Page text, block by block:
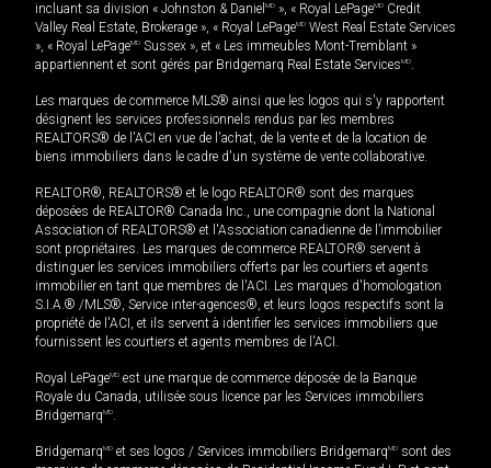
incluant sa division « Johnston & Daniel MD », « Royal LePageMD Credit
Valley Real Estate, Brokerage », « Royal LePageMD West Real Estate Services
», « Royal LePageMD Sussex », et « Les immeubles Mont-Tremblant »
appartiennent et sont gérés par Bridgemarq Real Estate ServicesMD.
Les marques de commerce MLS® ainsi que les logos qui s'y rapportent
désignent les services professionnels rendus par les membres
REALTORS® de l'ACI en vue de l'achat, de la vente et de la location de
biens immobiliers dans le cadre d'un système de vente collaborative.
REALTOR®, REALTORS® et le logo REALTOR® sont des marques
déposées de REALTOR® Canada Inc., une compagnie dont la National
Association of REALTORS® et l'Association canadienne de l’immobilier
sont propriétaires. Les marques de commerce REALTOR® servent à
distinguer les services immobiliers offerts par les courtiers et agents
immobilier en tant que membres de l'ACI. Les marques d'homologation
S.I.A.® /MLS®, Service inter-agences®, et leurs logos respectifs sont la
propriété de l'ACI, et ils servent à identifier les services immobiliers que
fournissent les courtiers et agents membres de l'ACI.
Royal LePageMD est une marque de commerce déposée de la Banque
Royale du Canada, utilisée sous licence par les Services immobiliers
BridgemarqMD.
BridgemarqMD et ses logos / Services immobiliers BridgemarqMD sont des